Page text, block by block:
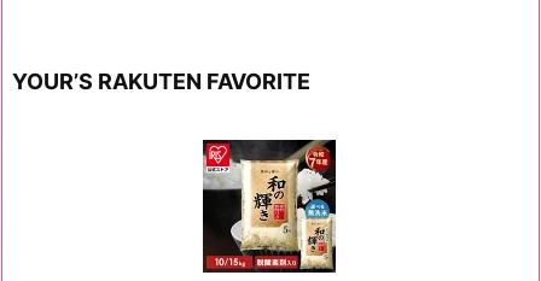
YOUR’S RAKUTEN FAVORITE